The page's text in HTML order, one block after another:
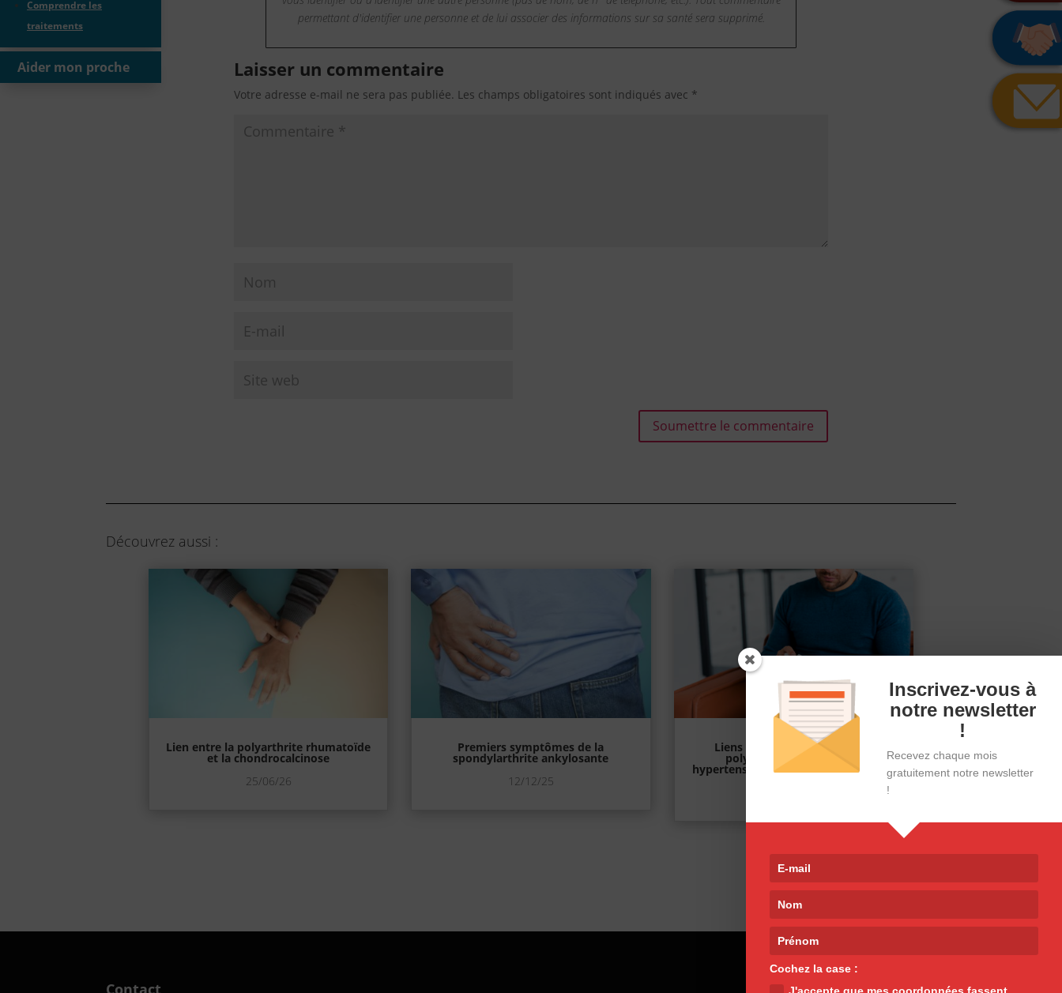
permettant d'identifier une personne et de lui associer des informations sur sa santé sera supprimé.
Laisser un commentaire
Votre adresse e-mail ne sera pas publiée. Les champs obligatoires sont indiqués avec *
Soumettre le commentaire
Découvrez aussi :
Lien entre la polyarthrite rhumatoïde
et la chondrocalcinose
25/06/26
Premiers symptômes de la
spondylarthrite ankylosante
12/12/25
Liens entre traitements de la
polyarthrite rhumatoïde,
hypertension artérielle et cholestérol
Comprendre les
traitements
Aider mon proche
Inscrivez-vous à
notre newsletter
!
Recevez chaque mois
gratuitement notre newsletter
!
Cochez la case :